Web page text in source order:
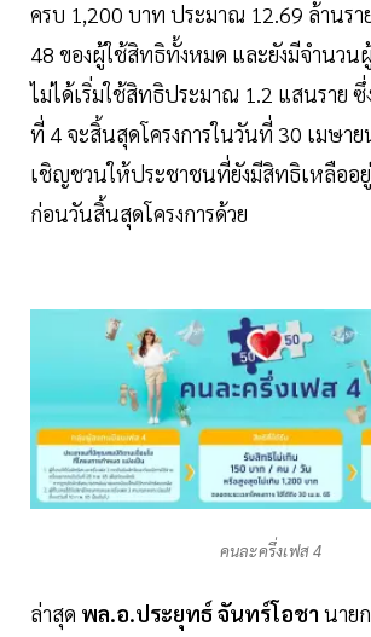
ครบ 1,200 บาท ประมาณ 12.69 ล้านรา
48 ของผู้ใช้สิทธิทั้งหมด และยังมีจำนวน
ไม่ได้เริ่มใช้สิทธิประมาณ 1.2 แสนราย ซึ่
ที่ 4 จะสิ้นสุดโครงการในวันที่ 30 เมษา
เชิญชวนให้ประชาชนที่ยังมีสิทธิเหลืออยู่
ก่อนวันสิ้นสุดโครงการด้วย
คนละครึ่งเฟส 4
ล่าสุด พล.อ.ประยุทธ์ จันทร์โอชา นาย